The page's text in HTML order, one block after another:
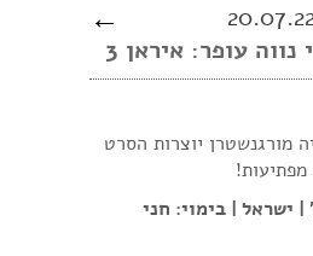
עופר: איראן 3
←
מורגנשטרן יוצרות הסרט
3 | 120 דק׳ | ישראל | בימוי: חני